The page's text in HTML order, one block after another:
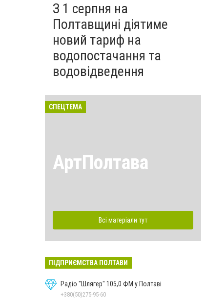
З 1 серпня на
Полтавщині діятиме
новий тариф на
водопостачання та
водовідведення
СПЕЦТЕМА
АртПолтава
Всі матеріали тут
ПІДПРИЄМСТВА ПОЛТАВИ
Радіо "Шлягер" 105,0 ФМ у Полтаві
+380(50)275-95-60